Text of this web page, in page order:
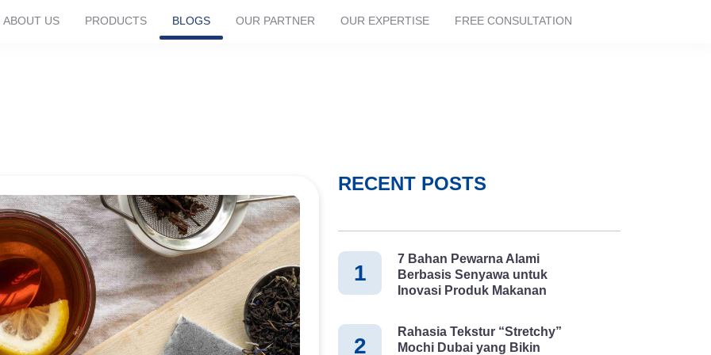
ABOUT US PRODUCTS BLOGS OUR PARTNER OUR EXPERTISE FREE CONSULTATION
RECENT POSTS
1
7 Bahan Pewarna Alami
Berbasis Senyawa untuk
Inovasi Produk Makanan
2
Rahasia Tekstur “Stretchy”
Mochi Dubai yang Bikin